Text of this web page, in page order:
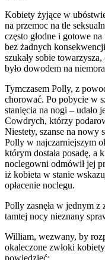
Kobiety żyjące w
na przemoc na tle
często głodne i gotowe
bez żadnych
szukały sobie
było dowodem na
Tymczasem Polly, z
chorować. Po pobycie w
stanięcia na nogi – udało
Cowdrych, którzy
Niestety, szanse na nowy
Polly w najczarniejszym
którym dostała posadę, a
noclegowni odmówił jej
iż kobieta w stanie
opłacenie noclegu.
Polly zasnęła w jednym z
tamtej nocy nieznany
William, wezwany, by
okaleczone zwłoki
powiedzieć: